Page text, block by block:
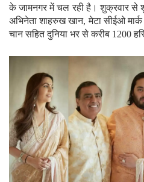
के जामनगर में चल रही है। शुक्रवार से
अभिनेता शाहरुख खान, मेटा सीईओ
चान सहित दुनिया भर से करीब 1200